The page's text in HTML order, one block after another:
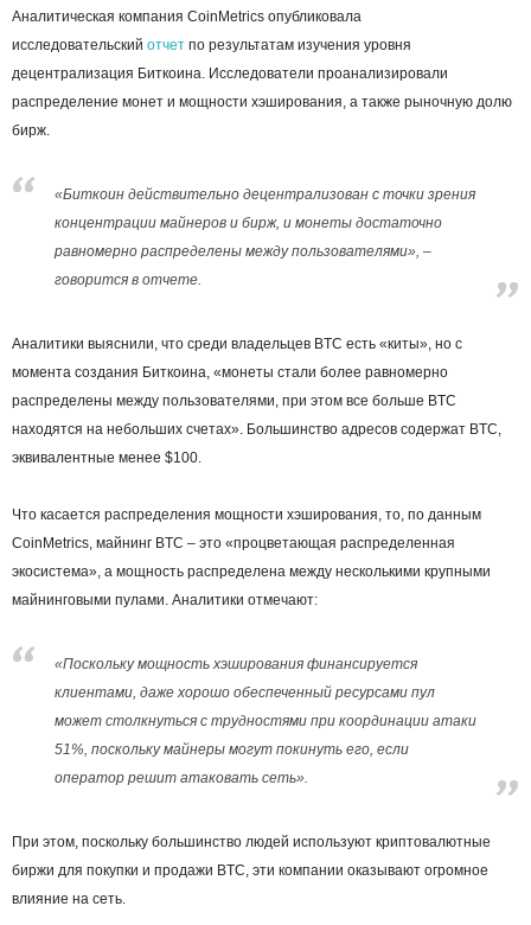
Аналитическая компания CoinMetrics опубликовала
исследовательский отчет по результатам изучения уровня
децентрализация Биткоина. Исследователи проанализировали
распределение монет и мощности хэширования, а также рыночную долю
бирж.
«Биткоин действительно децентрализован с точки зрения
концентрации майнеров и бирж, и монеты достаточно
равномерно распределены между пользователями», –
говорится в отчете.
Аналитики выяснили, что среди владельцев BTC есть «киты», но с
момента создания Биткоина, «монеты стали более равномерно
распределены между пользователями, при этом все больше BTC
находятся на небольших счетах». Большинство адресов содержат BTC,
эквивалентные менее $100.
Что касается распределения мощности хэширования, то, по данным
CoinMetrics, майнинг BTC – это «процветающая распределенная
экосистема», а мощность распределена между несколькими крупными
майнинговыми пулами. Аналитики отмечают:
«Поскольку мощность хэширования финансируется
клиентами, даже хорошо обеспеченный ресурсами пул
может столкнуться с трудностями при координации атаки
51%, поскольку майнеры могут покинуть его, если
оператор решит атаковать сеть».
При этом, поскольку большинство людей используют криптовалютные
биржи для покупки и продажи BTC, эти компании оказывают огромное
влияние на сеть.